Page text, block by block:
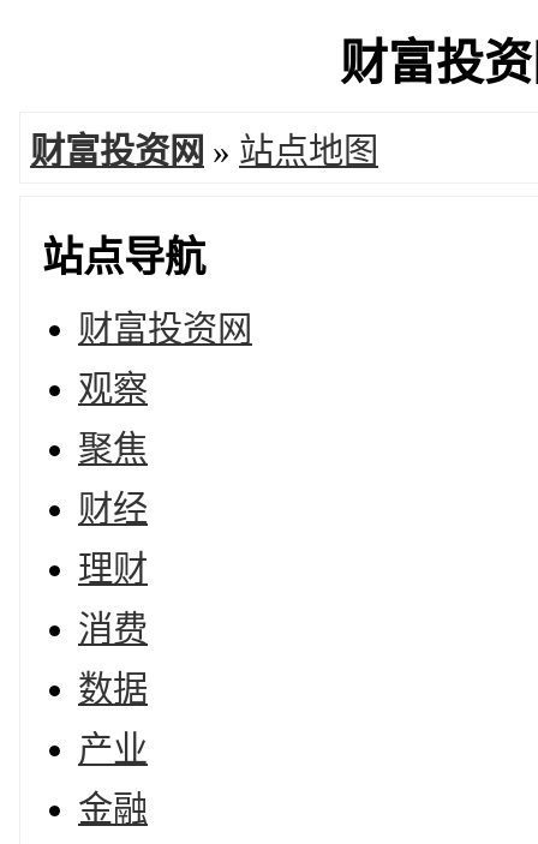
财富投
财富投资网 » 站点地图
站点导航
财富投资网
观察
聚焦
财经
理财
消费
数据
产业
金融